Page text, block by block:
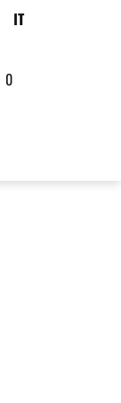
IT
Contenuto
0